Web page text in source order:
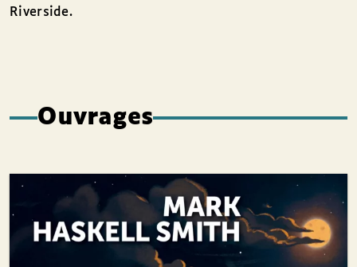
Riverside.
Ouvrages